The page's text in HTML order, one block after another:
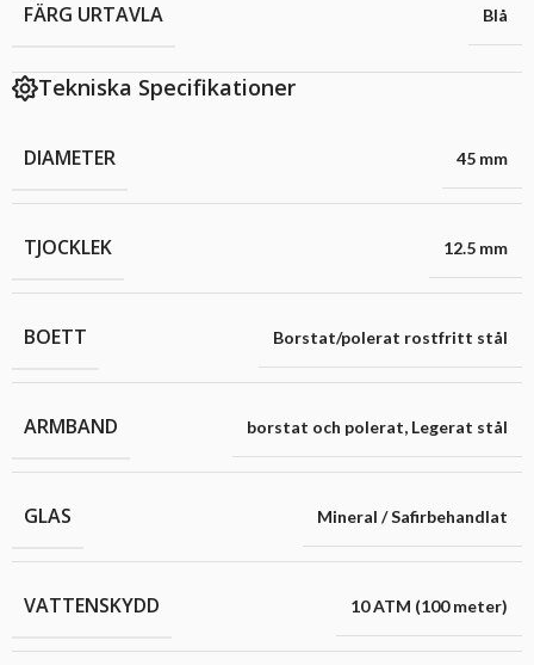
FÄRG URTAVLA Blå
Tekniska Specifikationer
DIAMETER 45 mm
TJOCKLEK 12.5 mm
BOETT Borstat/polerat rostfritt stål
ARMBAND borstat och polerat, Legerat stål
GLAS Mineral / Safirbehandlat
VATTENSKYDD 10 ATM (100 meter)